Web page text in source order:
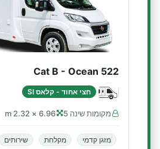
Cat B - Ocean 522
חצי אחוד - קלאס SI
מקומות שינה 5 6.96 × 2.32 m
מזגן קדמי מקלחת
שירותים